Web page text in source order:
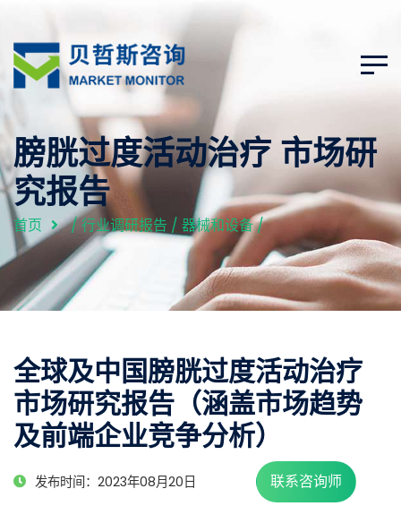
膀胱过度活动治疗 市场研
究报告
首页 /行业调研报告 / 器械和设备/
全球及中国膀胱过度活动治疗
市场研究报告（涵盖市场趋势
及前端企业竞争分析）
发布时间：2023年08月20日 联系咨询师